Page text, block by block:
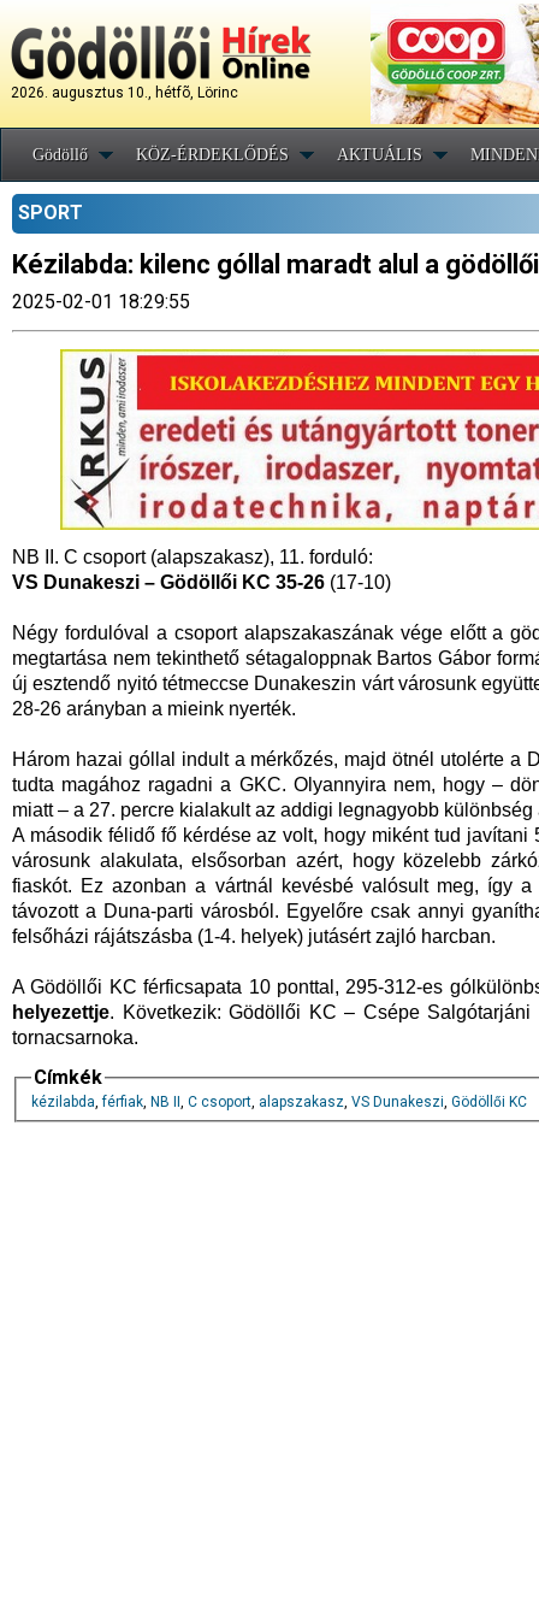
2026. augusztus 10., hétfõ, Lörinc
Gödöllő KÖZ-ÉRDEKLŐDÉS AKTUÁLIS
SPORT
Kézilabda: kilenc góllal maradt alul a
2025-02-01 18:29:55
NB II. C csoport (alapszakasz), 11. forduló:
VS Dunakeszi – Gödöllői KC 35-26 (17-10)
Négy fordulóval a csoport alapszakaszának vége előtt a
megtartása nem tekinthető sétagaloppnak Bartos Gábor
új esztendő nyitó tétmeccse Dunakeszin várt városunk
28-26 arányban a mieink nyerték.
Három hazai góllal indult a mérkőzés, majd ötnél utolérte a
tudta magához ragadni a GKC. Olyannyira nem, hogy –
miatt – a 27. percre kialakult az addigi legnagyobb
A második félidő fő kérdése az volt, hogy miként tud
városunk alakulata, elsősorban azért, hogy közelebb
fiaskót. Ez azonban a vártnál kevésbé valósult meg, így
távozott a Duna-parti városból. Egyelőre csak annyi
felsőházi rájátszásba (1-4. helyek) jutásért zajló harcban.
A Gödöllői KC férficsapata 10 ponttal, 295-312-es
helyezettje. Következik: Gödöllői KC – Csépe
tornacsarnoka.
Címkék
kézilabda,férfiak, NB II , C csoport, alapszakasz, VS Dunakeszi, Gödöllői KC